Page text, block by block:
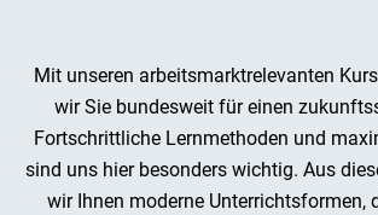
Mit unseren arbeitsmarktrelevanten
wir Sie bundesweit für einen
Fortschrittliche Lernmethoden und
sind uns hier besonders wichtig. Aus
wir Ihnen moderne Unterrichtsformen,